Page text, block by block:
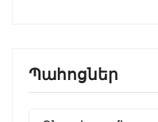
Պահոցներ